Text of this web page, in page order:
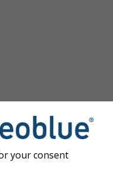
your consent